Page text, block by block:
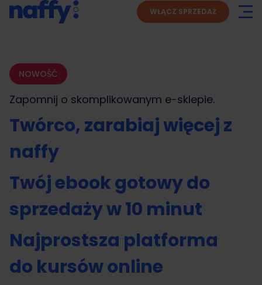
WŁĄCZ SPRZEDAŻ
NOWOŚĆ
Zapomnij o skomplikowanym e-sklepie.
Twórco, zarabiaj więcej z
naffy
Twój ebook gotowy do
sprzedaży w 10 minut
Najprostsza platforma
do kursów online